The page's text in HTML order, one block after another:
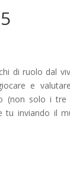
di ruolo dal
e
(non solo i tre
tu inviando il